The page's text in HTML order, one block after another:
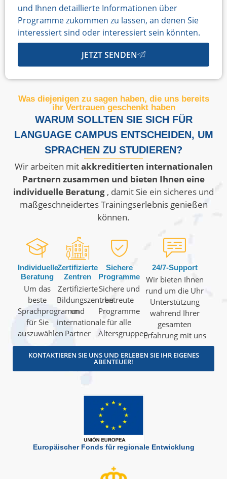
und Ihnen detaillierte Informationen über
Programme zukommen zu lassen, an denen Sie
interessiert sind oder interessiert sein könnten.
JETZT SENDEN
Was diejenigen zu sagen haben, die uns bereits
ihr Vertrauen geschenkt haben
WARUM SOLLTEN SIE SICH FÜR
LANGUAGE CAMPUS ENTSCHEIDEN, UM
SPRACHEN ZU STUDIEREN?
Wir arbeiten mitakkreditierten internationalen
Partnern zusammen und bieten Ihnen eine
individuelle Beratung , damit Sie ein sicheres und
maßgeschneidertes Trainingserlebnis genießen
können.
Individuelle
Beratung
Um das
beste
Sprachprogramm
für Sie
auszuwählen
Zertifizierte
Zentren
Zertifizierte
Bildungszentren
und
internationale
Partner
Sichere
Programme
Sichere und
betreute
Programme
für alle
Altersgruppen
24/7-Support
Wir bieten Ihnen
rund um die Uhr
Unterstützung
während Ihrer
gesamten
Erfahrung mit uns
KONTAKTIEREN SIE UNS UND ERLEBEN SIE IHR EIGENES
ABENTEUER!
Europäischer Fonds für regionale Entwicklung